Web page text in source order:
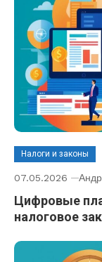
Налоги и законы
07.05.2026
Цифровые
налоговое